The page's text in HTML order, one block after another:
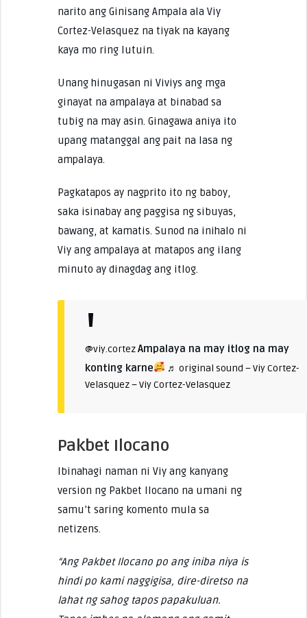
narito ang Ginisang Ampala ala Viy
Cortez-Velasquez na tiyak na kayang
kaya mo ring lutuin.
Unang hinugasan ni Viviys ang mga
ginayat na ampalaya at binabad sa
tubig na may asin. Ginagawa aniya ito
upang matanggal ang pait na lasa ng
ampalaya.
Pagkatapos ay nagprito ito ng baboy,
saka isinabay ang paggisa ng sibuyas,
bawang, at kamatis. Sunod na inihalo ni
Viy ang ampalaya at matapos ang ilang
minuto ay dinagdag ang itlog.
@viy.cortezAmpalaya na may itlog na may
konting karne
♬ original sound – Viy Cortez-
Velasquez – Viy Cortez-Velasquez
Pakbet Ilocano
Ibinahagi naman ni Viy ang kanyang
version ng Pakbet Ilocano na umani ng
samu’t saring komento mula sa
netizens.
“Ang Pakbet Ilocano po ang iniba niya is
hindi po kami naggigisa, dire-diretso na
lahat ng sahog tapos papakuluan.